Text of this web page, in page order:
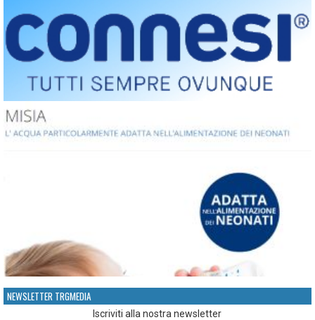
NEWSLETTER TRGMEDIA
Iscriviti alla nostra newsletter